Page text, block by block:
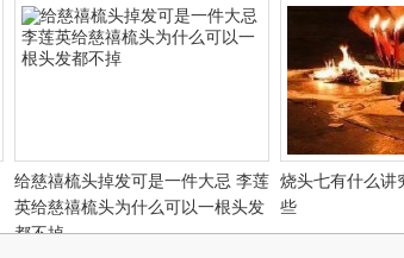
给慈禧梳头掉发可是一件大忌 李莲
英给慈禧梳头为什么可以一根头发
都不掉
烧头七有什么讲
些